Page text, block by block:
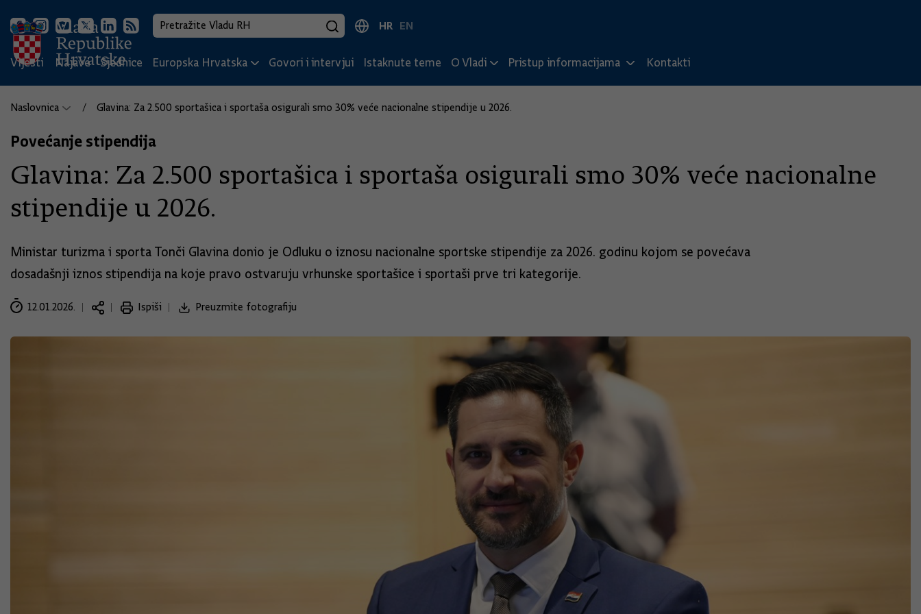
HR EN
Vijesti Najave Sjednice Europska Hrvatska Govori i intervjui Istaknute teme O Vladi Pristup informacijama Kontakti
Naslovnica Glavina: Za 2.500 sportašica i sportaša osigurali smo 30% veće nacionalne stipendije u 2026.
Povećanje stipendija
Glavina: Za 2.500 sportašica i sportaša osigurali smo 30% veće nacionalne
stipendije u 2026.
Ministar turizma i sporta Tonči Glavina donio je Odluku o iznosu nacionalne sportske stipendije za 2026. godinu kojom se povećava
dosadašnji iznos stipendija na koje pravo ostvaruju vrhunske sportašice i sportaši prve tri kategorije.
12.01.2026. Ispiši Preuzmite fotografiju